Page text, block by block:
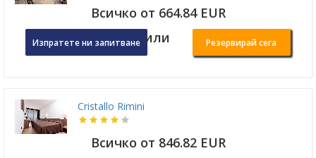
Всичко от 664.84 EUR
Изпратете ни запитване или Резервирай сега
Cristallo Rimini
Всичко от 846.82 EUR